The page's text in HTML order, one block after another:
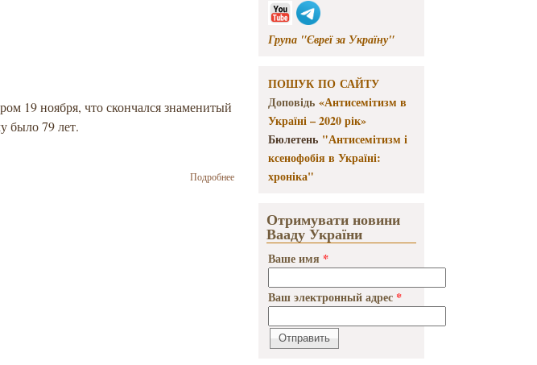
19 ноября, что скончался знаменитый
было 79 лет.
Подробнеео
Стругацкий
Група "Євреї за Україну"
ПОШУК ПО САЙТУ
Доповідь «Антисемітизм в
Україні – 2020 рік»
Бюлетень "Антисемітизм і
ксенофобія в Україні:
хроніка"
Отримувати новини
Вааду України
Ваше имя *
Ваш электронный адрес *